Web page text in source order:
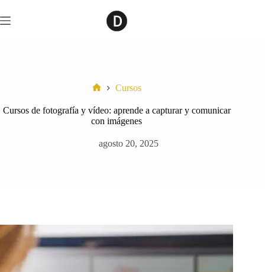
al
contenido
Cursos
Cursos de fotografía y vídeo: aprende a capturar y comunicar
con imágenes
agosto 20, 2025